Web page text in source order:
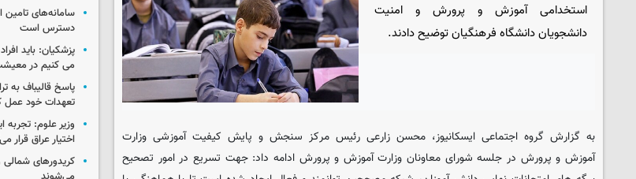
استخدامی آموزش و پرورش و امنیت
دانشجویان دانشگاه فرهنگیان توضیح دادند.
به گزارش گروه اجتماعی ایسکانیوز، محسن زارعی رئیس مرکز سنجش و پایش کیفیت آموزشی وزارت
آموزش و پرورش در جلسه شورای معاونان وزارت آموزش و پرورش ادامه داد: جهت تسریع در امور تصحیح
سامانه‌های
دسترس است
پزشکیان: باید
می کنیم در
پاسخ قالیباف به
تعهدات خود عمل
وزیر علوم: تجربه
اختیار عراق قرار
کریدورهای